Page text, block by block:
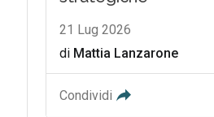
21 Lug 2026
di Mattia Lanzarone
Condividi